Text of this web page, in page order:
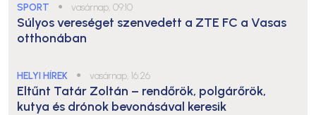
SPORT ● vasárnap, 09:10
Súlyos vereséget szenvedett a ZTE FC a Vasas
otthonában
HELYI HÍREK ● vasárnap, 16:26
Eltűnt Tatár Zoltán – rendőrök, polgárőrök,
kutya és drónok bevonásával keresik